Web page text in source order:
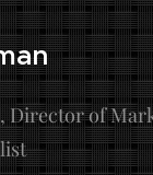
Director of